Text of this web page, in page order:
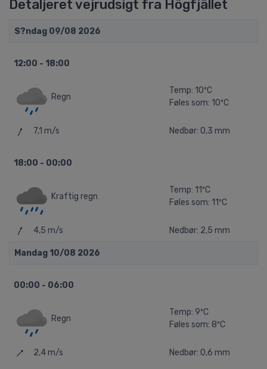
Detaljeret vejrudsigt fra Högfjället
S?ndag 09/08 2026
12:00 - 18:00
Regn
Temp: 10ºC
Føles som: 10ºC
7,1 m/s Nedbør: 0,3 mm
18:00 - 00:00
Kraftig regn
Temp: 11ºC
Føles som: 11ºC
4,5 m/s Nedbør: 2,5 mm
Mandag 10/08 2026
00:00 - 06:00
Regn
Temp: 9ºC
Føles som: 8ºC
2,4 m/s Nedbør: 0,6 mm